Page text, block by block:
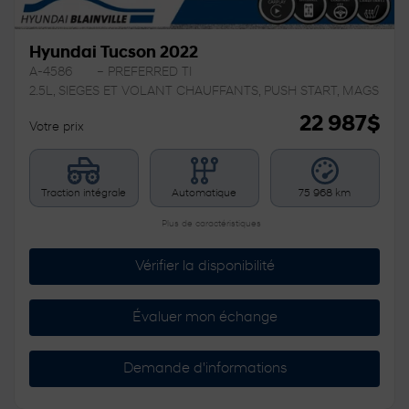
Hyundai Tucson 2022
A-4586
– PREFERRED TI
2.5L, SIEGES ET VOLANT CHAUFFANTS, PUSH START, MAGS
Votre prix 22 987$
Traction intégrale Automatique 75 968 km
Plus de caractéristiques
Vérifier la disponibilité
Évaluer mon échange
Demande d'informations